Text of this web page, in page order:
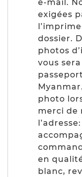
e-mail.
exigées
dossier.
photos
vous
photo
merci de
en
blanc,